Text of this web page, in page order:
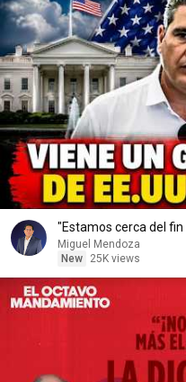
"Estamos cerca del
Miguel Mendoza
New
25K views